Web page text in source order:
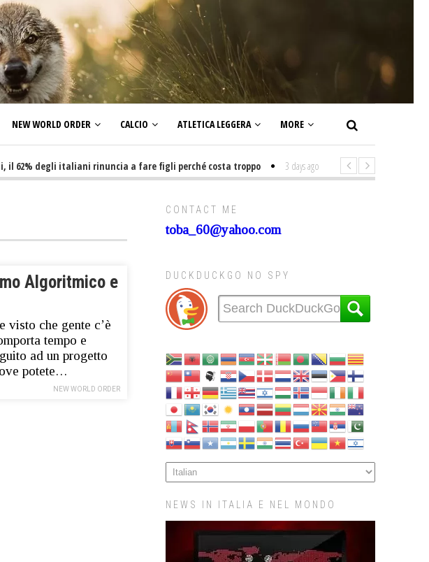
NEW WORLD ORDER CALCIO ATLETICA LEGGERA MORE
degli italiani rinuncia a fare figli perché costa troppo 3 days ago - Non mi interesso di politica
Algoritmico e
che gente c’è
tempo e
ad un progetto
potete…
NEW WORLD ORDER
CONTACT ME
toba_60@yahoo.com
DUCKDUCKGO NO SPY
NEWS IN ITALIA E NEL MONDO